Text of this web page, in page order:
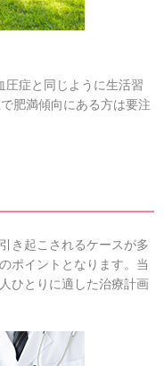
圧症と同じように生活習
肥満傾向にある方は要注
き起こされるケースが多
ポイントとなります。当
ひとりに適した治療計画